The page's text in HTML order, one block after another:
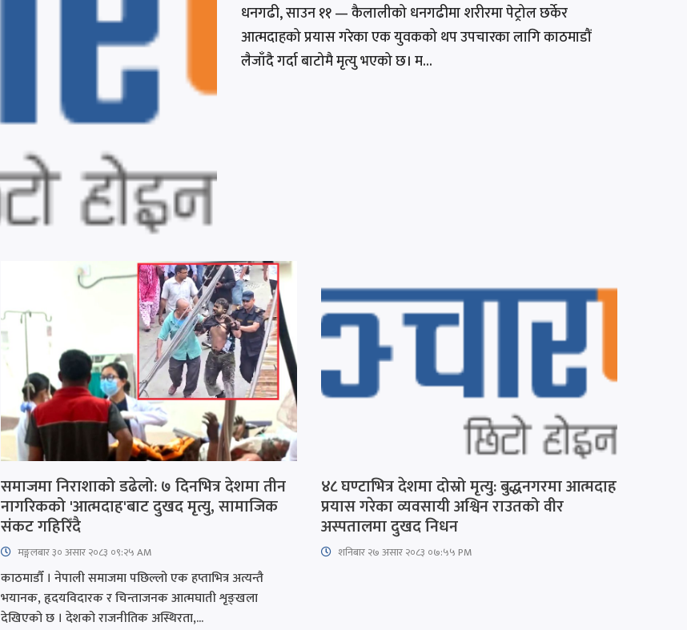
धनगढी, साउन ११ — कैलालीको धनगढीमा शरीरमा पेट्रोल छर्केर
आत्मदाहको प्रयास गरेका एक युवकको थप उपचारका लागि काठमाडौं
लैजाँदै गर्दा बाटोमै मृत्यु भएको छ। म...
समाजमा निराशाको डढेलो: ७ दिनभित्र देशमा तीन
नागरिकको 'आत्मदाह'बाट दुखद मृत्यु, सामाजिक
संकट गहिरिँदै
मङ्गलबार ३० असार २०८३ ०९:२५ AM
काठमाडौँ । नेपाली समाजमा पछिल्लो एक हप्ताभित्र अत्यन्तै
भयानक, हृदयविदारक र चिन्ताजनक आत्मघाती शृङ्खला
देखिएको छ । देशको राजनीतिक अस्थिरता,...
४८ घण्टाभित्र देशमा दोस्रो मृत्यु: बुद्धनगरमा आत्मदाह
प्रयास गरेका व्यवसायी अश्विन राउतको वीर
अस्पतालमा दुखद निधन
शनिबार २७ असार २०८३ ०७:५५ PM